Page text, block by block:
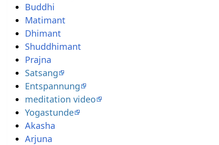
Buddhi
Matimant
Dhimant
Shuddhimant
Prajna
Satsang
Entspannung
meditation video
Yogastunde
Akasha
Arjuna